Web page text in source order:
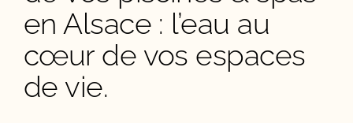
en Alsace : l’eau au
cœur de vos espaces
de vie.